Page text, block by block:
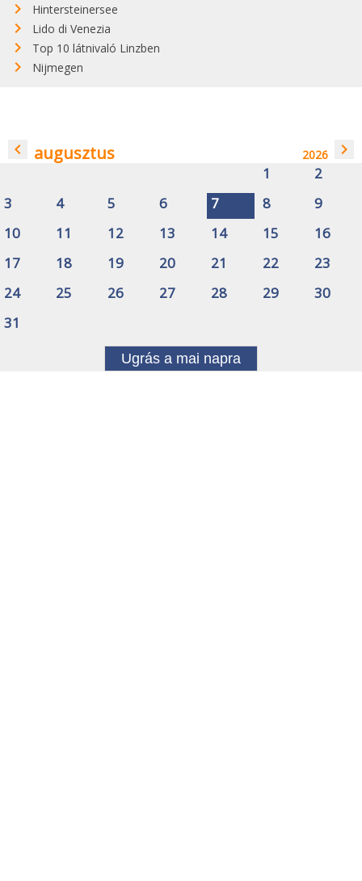
Hintersteinersee
Lido di Venezia
Top 10 látnivaló Linzben
Nijmegen
navigate_before augusztus 2026 navigate_next
1
2
3
4 5 6 7 8
9
10
11 12 13 14 15
16
17
18 19 20 21 22
23
24
25 26 27 28 29
30
31
Ugrás a mai napra